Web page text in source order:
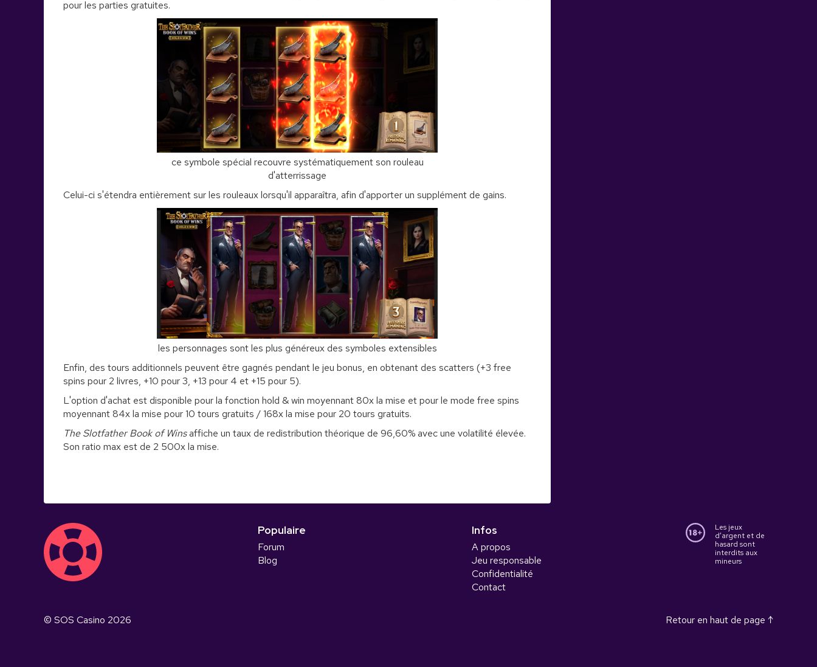
pour les parties gratuites.
ce symbole spécial recouvre systématiquement son rouleau
d'atterrissage
Celui-ci s'étendra entièrement sur les rouleaux lorsqu'il apparaîtra, afin d'apporter un supplément de gains.
les personnages sont les plus généreux des symboles extensibles
Enfin, des tours additionnels peuvent être gagnés pendant le jeu bonus, en obtenant des scatters (+3 free
spins pour 2 livres, +10 pour 3, +13 pour 4 et +15 pour 5).
L'option d'achat est disponible pour la fonction hold & win moyennant 80x la mise et pour le mode free spins
moyennant 84x la mise pour 10 tours gratuits / 168x la mise pour 20 tours gratuits.
The Slotfather Book of Winsaffiche un taux de redistribution théorique de 96,60% avec une volatilité élevée.
Son ratio max est de 2 500x la mise.
Populaire
Forum
Blog
Infos
A propos
Jeu responsable
Confidentialité
Contact
Les jeux
d’argent et de
hasard sont
interdits aux
mineurs
© SOS Casino 2026 Retour en haut de page ↑